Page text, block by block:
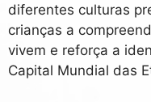
diferentes culturas
crianças a
vivem e reforça a
Capital Mundial das